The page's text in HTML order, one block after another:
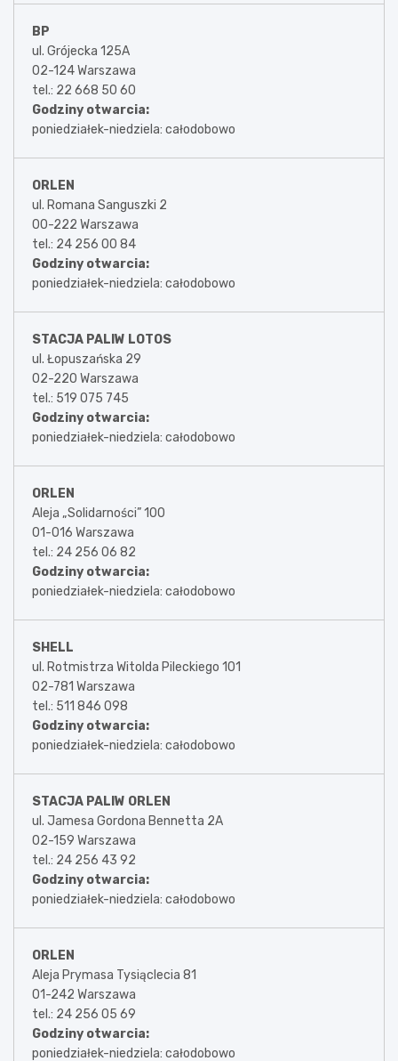
BP
ul. Grójecka 125A
02-124 Warszawa
tel.: 22 668 50 60
Godziny otwarcia:
poniedziałek-niedziela: całodobowo
ORLEN
ul. Romana Sanguszki 2
00-222 Warszawa
tel.: 24 256 00 84
Godziny otwarcia:
poniedziałek-niedziela: całodobowo
STACJA PALIW LOTOS
ul. Łopuszańska 29
02-220 Warszawa
tel.: 519 075 745
Godziny otwarcia:
poniedziałek-niedziela: całodobowo
ORLEN
Aleja „Solidarności” 100
01-016 Warszawa
tel.: 24 256 06 82
Godziny otwarcia:
poniedziałek-niedziela: całodobowo
SHELL
ul. Rotmistrza Witolda Pileckiego 101
02-781 Warszawa
tel.: 511 846 098
Godziny otwarcia:
poniedziałek-niedziela: całodobowo
STACJA PALIW ORLEN
ul. Jamesa Gordona Bennetta 2A
02-159 Warszawa
tel.: 24 256 43 92
Godziny otwarcia:
poniedziałek-niedziela: całodobowo
ORLEN
Aleja Prymasa Tysiąclecia 81
01-242 Warszawa
tel.: 24 256 05 69
Godziny otwarcia:
poniedziałek-niedziela: całodobowo